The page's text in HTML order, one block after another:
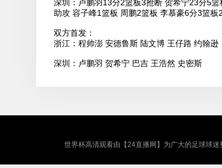
深圳：卢鹏羽13分2篮板3抢断 贺希宁23分5
助攻 容子峰1篮板 周鹏2篮板 李慕豪6分3篮
双方首发：
浙江：程帅澎 安德鲁斯 陆文博 王仔路 约翰逊
深圳：卢鹏羽 贺希宁 巴吉 王浩然 史密斯
世界杯高清观看由【24直播网】为广大的足球球